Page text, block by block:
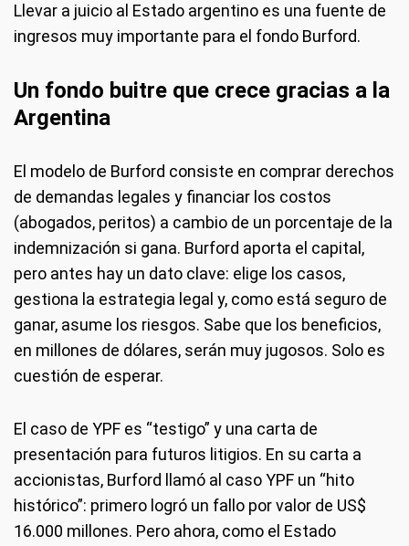
Llevar a juicio al Estado argentino es una fuente de
ingresos muy importante para el fondo Burford.
Un fondo buitre que crece gracias a la
Argentina
El modelo de Burford consiste en comprar derechos
de demandas legales y financiar los costos
(abogados, peritos) a cambio de un porcentaje de la
indemnización si gana. Burford aporta el capital,
pero antes hay un dato clave: elige los casos,
gestiona la estrategia legal y, como está seguro de
ganar, asume los riesgos. Sabe que los beneficios,
en millones de dólares, serán muy jugosos. Solo es
cuestión de esperar.
El caso de YPF es “testigo” y una carta de
presentación para futuros litigios. En su carta a
accionistas, Burford llamó al caso YPF un “hito
histórico”: primero logró un fallo por valor de US$
16.000 millones. Pero ahora, como el Estado